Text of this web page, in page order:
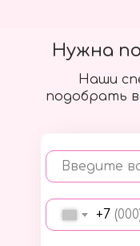
Наши
подобрать
Введите
+7
Нужна